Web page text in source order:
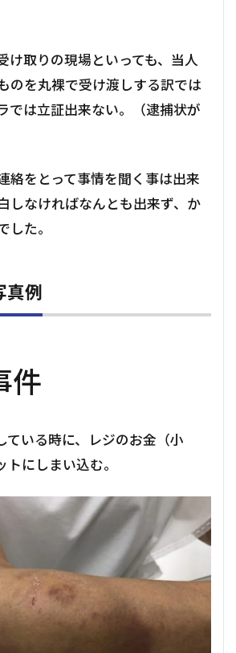
け取りの現場といっても、当人
のを丸裸で受け渡しする訳では
では立証出来ない。（逮捕状が
絡をとって事情を聞く事は出来
しなければなんとも出来ず、か
した。
例
件
ている時に、レジのお金（小
にしまい込む。